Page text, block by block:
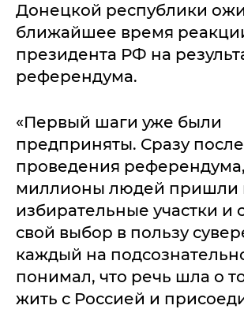
Донецкой республики
ближайшее время
президента РФ на
референдума.
«Первый шаги уже были
предприняты. Сразу после
проведения референдума,
миллионы людей пришли
избирательные участки и
свой выбор в пользу
каждый на
понимал, что речь шла о
жить с Россией и